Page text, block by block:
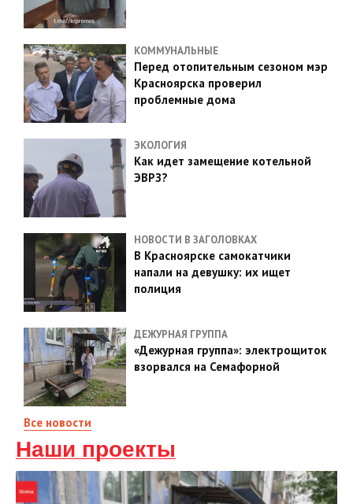
КОММУНАЛЬНЫЕ
Перед отопительным сезоном мэр
Красноярска проверил
проблемные дома
ЭКОЛОГИЯ
Как идет замещение котельной
ЭВРЗ?
НОВОСТИ В ЗАГОЛОВКАХ
В Красноярске самокатчики
напали на девушку: их ищет
полиция
ДЕЖУРНАЯ ГРУППА
«Дежурная группа»: электрощиток
взорвался на Семафорной
Все новости
Наши проекты